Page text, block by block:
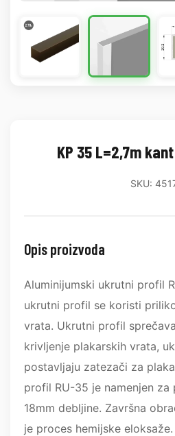
KP 35 L=2,7m
SKU:
Opis proizvoda
Aluminijumski ukrutni profil
ukrutni profil se koristi
vrata. Ukrutni profil
krivljenje plakarskih vrata,
postavljaju zatezači za
profil RU-35 je namenjen za
18mm debljine. Završna
je proces hemijske